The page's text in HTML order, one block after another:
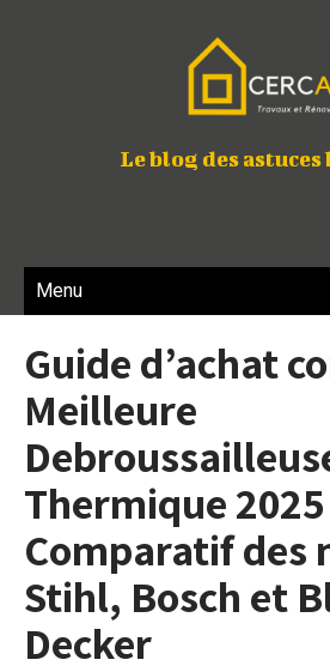
Le blog des
Menu
Guide d’achat
Meilleure
Thermique
Comparatif des
Stihl, Bosch et
Decker